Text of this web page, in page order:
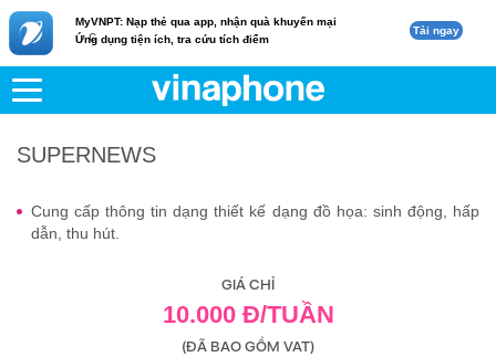
MyVNPT: Nạp thẻ qua app, nhận quà khuyến mại
Ứng dụng tiện ích, tra cứu tích điểm
c Tải ngay
VNPT SUPERNEWS
SUPERNEWS
Cung cấp thông tin dạng thiết kế dạng đồ họa: sinh động, hấp
dẫn, thu hút.
GIÁ CHỈ
10.000 Đ/TUẦN
(ĐÃ BAO GỒM VAT)